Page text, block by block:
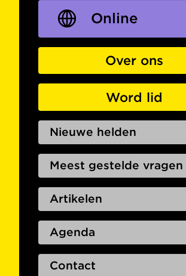
Online
Over ons
Word lid
Nieuwe helden
Meest gestelde vragen
Artikelen
Agenda
Contact